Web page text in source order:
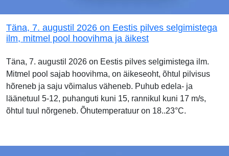
Täna, 7. augustil 2026 on Eestis pilves selgimistega
ilm, mitmel pool hoovihma ja äikest
Täna, 7. augustil 2026 on Eestis pilves selgimistega ilm.
Mitmel pool sajab hoovihma, on äikeseoht, õhtul pilvisus
hõreneb ja saju võimalus väheneb. Puhub edela- ja
läänetuul 5-12, puhanguti kuni 15, rannikul kuni 17 m/s,
õhtul tuul nõrgeneb. Õhutemperatuur on 18..23°C.